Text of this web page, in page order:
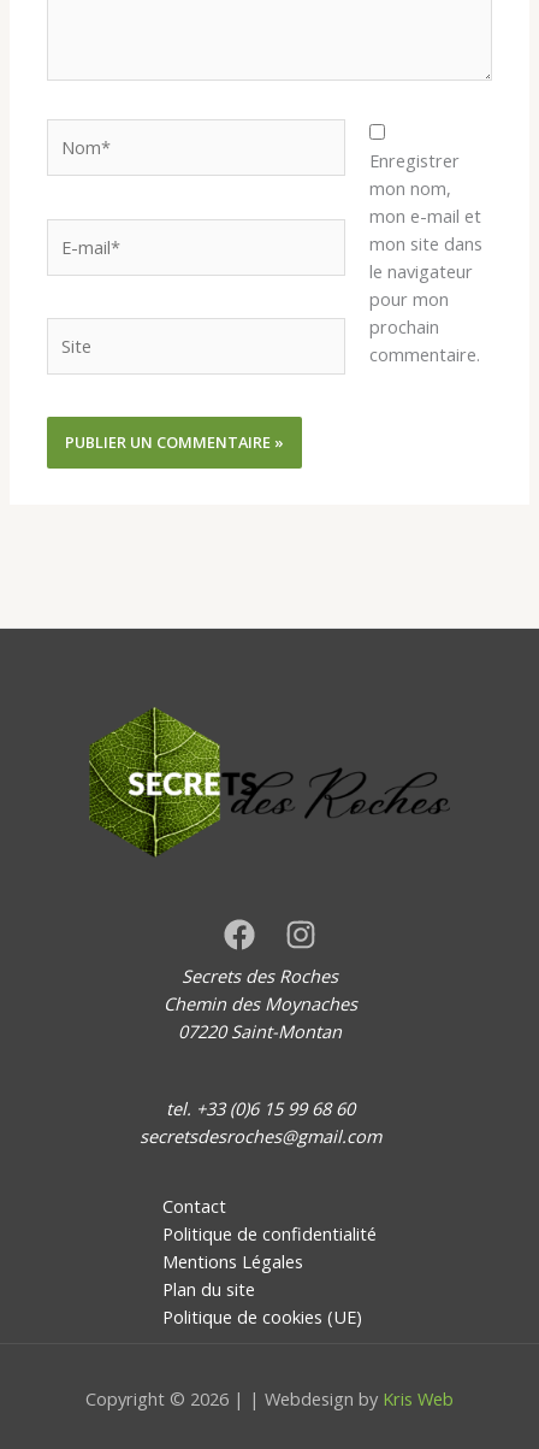
mail*
Enregistrer
mon nom,
mon e-mail et
mon site dans
le navigateur
pour mon
prochain
commentaire.
Secrets des Roches
Chemin des Moynaches
07220 Saint-Montan
tel. +33 (0)6 15 99 68 60
secretsdesroches@gmail.com
Contact
Politique de confidentialité
Mentions Légales
Plan du site
Politique de cookies (UE)
Copyright © 2026 | | Webdesign by Kris Web